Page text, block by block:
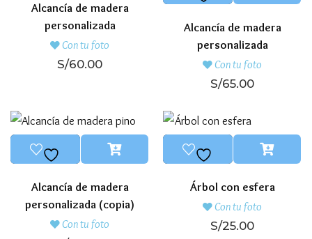
Alcancía de madera
personalizada
Con tu foto
S/60.00
Alcancía de madera
personalizada
Con tu foto
S/65.00
Alcancía de madera
personalizada (copia)
Con tu foto
Árbol con esfera
Con tu foto
S/25.00